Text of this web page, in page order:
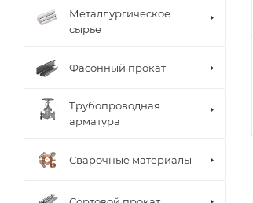
Металлургическое
сырье
Фасонный прокат
Трубопроводная
арматура
Сварочные материалы